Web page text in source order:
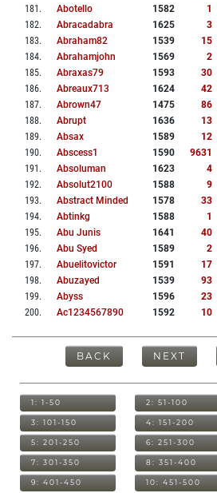
181 . Abotello 1582 1
182. Abracadabra 1625 3
183. Abraham82 1539 15
184. Abrahamjohn 1569 2
185. Abraxas79 1593 30
186. Abreaux713 1624 42
187. Abrown47 1475 86
188. Abrupt 1636 13
189. Absax 1589 12
190. Abscess1 1590 9631
191 . Absoluman 1623 4
192. Absolut2100 1588 9
193. Abstract Minded 1578 33
194. Abtinkg 1588 1
195. Abu Junis 1641 40
196. Abu Syed 1589 2
197. Abuelitovictor 1591 17
198. Abuzayed 1539 93
199. Abyss 1596 23
200. Ac1234567890 1592 10
BACK NEXT
1: 1-50 2: 51-100
3: 101-150 4: 151-200
5: 201-250 6: 251-300
7: 301-350 8: 351-400
9: 401-450 10: 451-500